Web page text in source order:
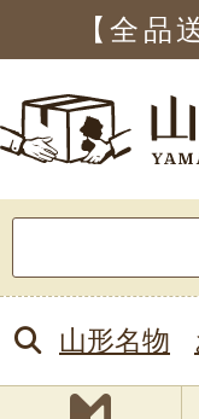
【全品
索:
山形名物